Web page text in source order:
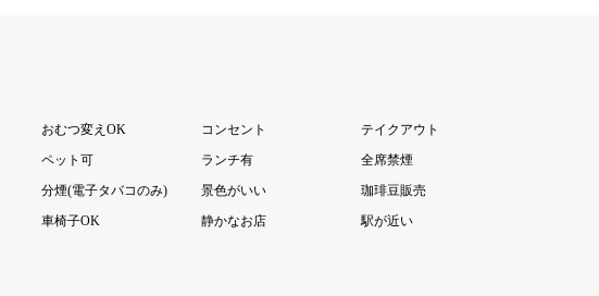
おむつ変えOK コンセント
テイクアウト
ペット可 ランチ有
全席禁煙
分煙(電子タバコのみ) 景色がいい
珈琲豆販売
車椅子OK 静かなお店
駅が近い